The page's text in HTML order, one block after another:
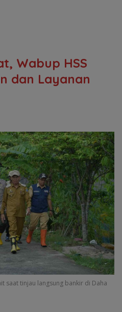
Wabup HSS
dan Layanan
saat tinjau langsung bankir di Daha